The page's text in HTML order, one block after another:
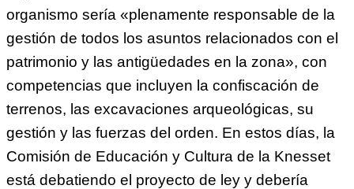
organismo sería «plenamente responsable de la
gestión de todos los asuntos relacionados con el
patrimonio y las antigüedades en la zona», con
competencias que incluyen la confiscación de
terrenos, las excavaciones arqueológicas, su
gestión y las fuerzas del orden. En estos días, la
Comisión de Educación y Cultura de la Knesset
está debatiendo el proyecto de ley y debería